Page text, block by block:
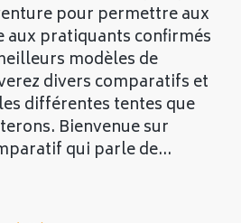
pour permettre aux
aux pratiquants confirmés
modèles de
divers comparatifs et
différentes tentes que
Bienvenue sur
qui parle de...